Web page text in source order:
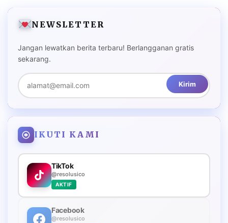
NEWSLETTER
Jangan lewatkan berita terbaru! Berlangganan gratis
sekarang.
Kirim
IKUTI KAMI
TikTok
@resolusico
AKTIF
Facebook
@resolusico